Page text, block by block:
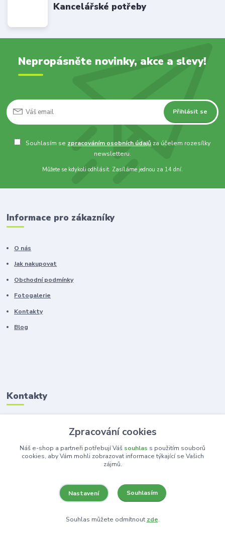
Kancelářské potřeby
Nepropásněte novinky, akce a slevy!
Přihlásit se
Souhlasím se zpracováním osobních údajů za účelem rozesílky
newsletteru.
Můžete se kdykoli odhlásit. Zasíláme jednou za 14 dní.
Informace pro zákazníky
O nás
Jak nakupovat
Obchodní podmínky
Fotogalerie
Kontakty
Blog
Kontakty
Zákaznická podpora
+420 603 100 966
(Po-Pá, 8-16 hod.)
Vytvořeno na Eshop-rychle.cz
Zpracování cookies
Náš e-shop a partneři potřebují Váš souhlas s použitím souborů
cookies, aby Vám mohli zobrazovat informace týkající se Vašich
zájmů.
Nastavení Souhlasím
Souhlas můžete odmítnout zde.